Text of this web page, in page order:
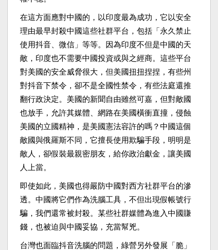
在這方面應對中國的，以印度最為成功，它以安全
理由最早封殺中國這些社群平台，包括「永久禁止
使用抖音、微信」等等。因為印度不但是中國的天
敵，印度也不需要中國投資或與之經商。這些平台
對美國的安全威脅很大，但美國扭扭捏捏，有些州
對抖音下禁令，卻不是全國性禁令，有些法庭還推
翻行政決定。美國的新聞自由雖然可嘉，但對敵國
也放手，允許其媒體、網路在美國橫衝直撞，侵蝕
美國的立國精神，是美國憲法容許的嗎？中國這個
敵國與俄羅斯不同，它擅長使用欺騙手段，明明是
敵人，卻假裝最親密朋友，給你政治獻金，讓美國
人上當。
即使如此，美國也得嚴防中國對西方社群平台的滲
透。中國將它們作為洗腦工具，不但出現假帳號行
騙，我們還常被封殺。某些社群媒體為進入中國賺
錢，也被迫與中國妥協，充當幫兇。
台灣也面臨抖音洗腦的問題，綠營另外發展「脆」